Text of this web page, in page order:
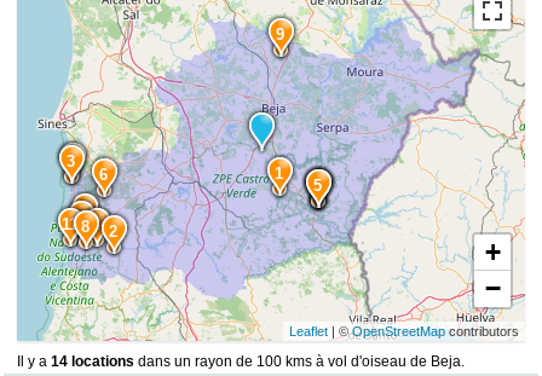
14
13
12
1110
9
8
7
6
5
4
3
2
1
+
−
Leaflet| ©OpenStreetMapcontributors
Il y a14 locations dans un rayon de 100 kms à vol d'oiseau de Beja.